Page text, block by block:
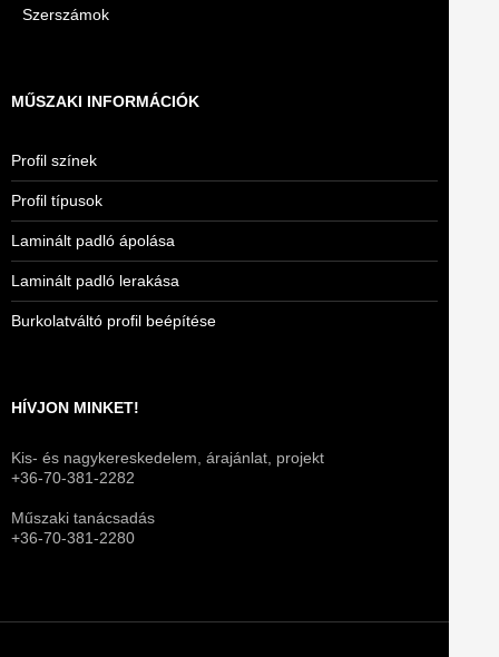
Szerszámok
MŰSZAKI INFORMÁCIÓK
Profil színek
Profil típusok
Laminált padló ápolása
Laminált padló lerakása
Burkolatváltó profil beépítése
HÍVJON MINKET!
Kis- és nagykereskedelem, árajánlat, projekt
+36-70-381-2282
Műszaki tanácsadás
+36-70-381-2280